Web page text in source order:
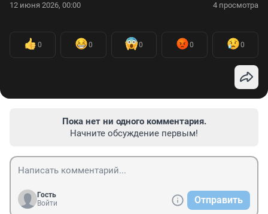
12 июня 2026, 00:00 4 просмотра
0 0 0 0 0
Пока нет ни одного комментария.
Начните обсуждение первым!
Гость
Войти
Отправить